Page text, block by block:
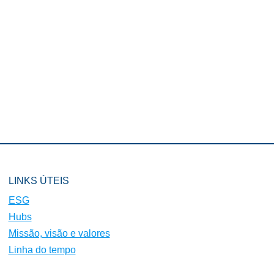
LINKS ÚTEIS
ESG
Hubs
Missão, visão e valores
Linha do tempo